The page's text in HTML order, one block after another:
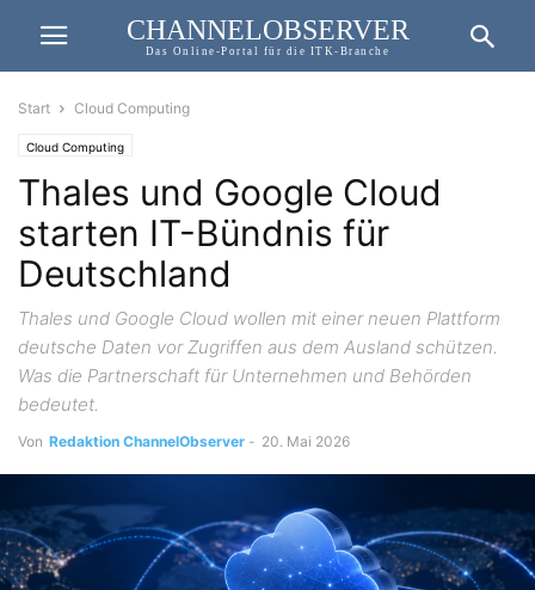
CHANNELOBSERVER
Das Online-Portal für die ITK-Branche
Start Cloud Computing
Cloud Computing
Thales und Google Cloud
starten IT-Bündnis für
Deutschland
Thales und Google Cloud wollen mit einer neuen Plattform
deutsche Daten vor Zugriffen aus dem Ausland schützen.
Was die Partnerschaft für Unternehmen und Behörden
bedeutet.
Von Redaktion ChannelObserver - 20. Mai 2026